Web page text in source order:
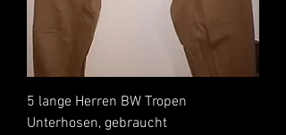
5 lange Herren BW Tropen
Unterhosen, gebraucht